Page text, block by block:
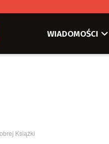
WIADOMOŚCI
Książki